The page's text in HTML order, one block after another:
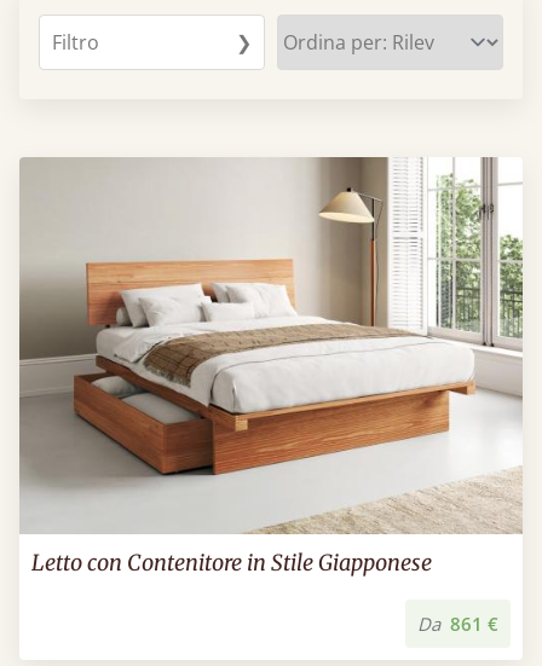
Filtro ❯
Letto con Contenitore in Stile Giapponese
Da 861 €